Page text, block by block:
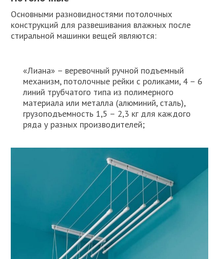
Основными разновидностями потолочных
конструкций для развешивания влажных после
стиральной машинки вещей являются:
«Лиана» – веревочный ручной подъемный
механизм, потолочные рейки с роликами, 4 – 6
линий трубчатого типа из полимерного
материала или металла (алюминий, сталь),
грузоподъемность 1,5 – 2,3 кг для каждого
ряда у разных производителей;